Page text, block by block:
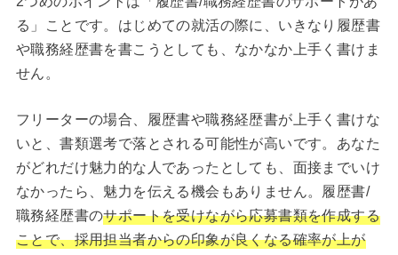
る」ことです。はじめての就活の際に、いきなり履歴書
や職務経歴書を書こうとしても、なかなか上手く書けま
せん。
フリーターの場合、履歴書や職務経歴書が上手く書けな
いと、書類選考で落とされる可能性が高いです。あなた
がどれだけ魅力的な人であったとしても、面接までいけ
なかったら、魅力を伝える機会もありません。履歴書/
職務経歴書のサポートを受けながら応募書類を作成する
ことで、採用担当者からの印象が良くなる確率が上が